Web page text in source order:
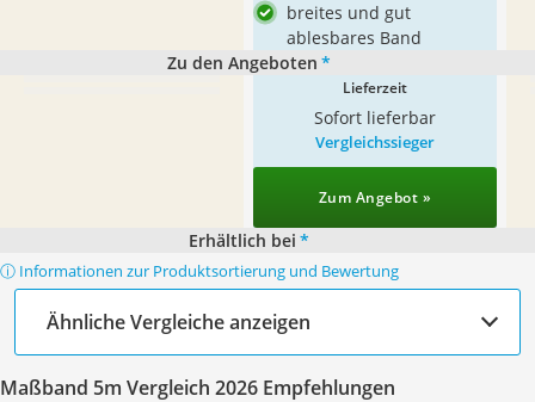
breites und gut
ablesbares Band
Zu den Angeboten *
Lieferzeit
Sofort lieferbar
Vergleichssieger
Zum Angebot »
Erhältlich bei *
ⓘ Informationen zur Produktsortierung und Bewertung
Ähnliche Vergleiche anzeigen
Maßband 5m Vergleich 2026 Empfehlungen